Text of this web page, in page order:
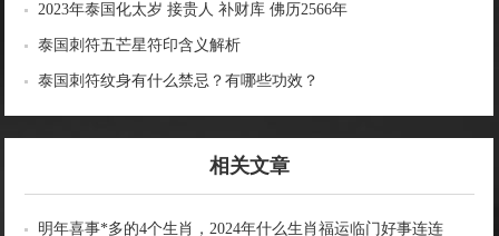
2023年泰国化太岁 接贵人 补财库 佛历2566年
泰国刺符五芒星符印含义解析
泰国刺符纹身有什么禁忌？有哪些功效？
相关文章
明年喜事*多的4个生肖，2024年什么生肖福运临门好事连连